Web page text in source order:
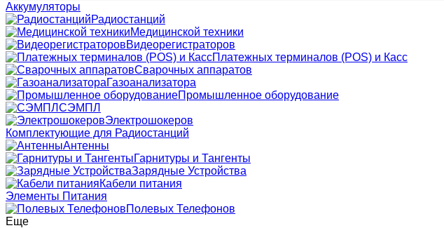
Аккумуляторы
Радиостанций
Медицинской техники
Видеорегистраторов
Платежных терминалов (POS) и Касс
Сварочных аппаратов
Газоанализатора
Промышленное оборудование
СЭМПЛ
Электрошокеров
Комплектующие для Радиостанций
Антенны
Гарнитуры и Тангенты
Зарядные Устройства
Кабели питания
Элементы Питания
Полевых Телефонов
Еще